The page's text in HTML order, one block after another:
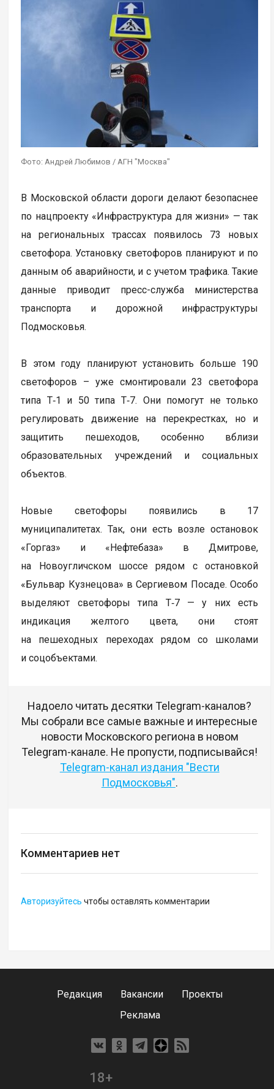
Фото: Андрей Любимов / АГН "Москва"
В Московской области дороги делают безопаснее
по нацпроекту «Инфраструктура для жизни» — так
на региональных трассах появилось 73 новых
светофора. Установку светофоров планируют и по
данным об аварийности, и с учетом трафика. Такие
данные приводит пресс-служба министерства
транспорта и дорожной инфраструктуры
Подмосковья.
В этом году планируют установить больше 190
светофоров – уже смонтировали 23 светофора
типа Т‑1 и 50 типа Т‑7. Они помогут не только
регулировать движение на перекрестках, но и
защитить пешеходов, особенно вблизи
образовательных учреждений и социальных
объектов.
Новые светофоры появились в 17
муниципалитетах. Так, они есть возле остановок
«Горгаз» и «Нефтебаза» в Дмитрове,
на Новоугличском шоссе рядом с остановкой
«Бульвар Кузнецова» в Сергиевом Посаде. Особо
выделяют светофоры типа Т‑7 — у них есть
индикация желтого цвета, они стоят
на пешеходных переходах рядом со школами
и соцобъектами.
Надоело читать десятки Telegram-каналов?
Мы собрали все самые важные и интересные
новости Московского региона в новом
Telegram-канале. Не пропусти, подписывайся!
Telegram-канал издания "Вести
Подмосковья".
Комментариев нет
Авторизуйтесь чтобы оставлять комментарии
Редакция Вакансии
Проекты
Реклама
18+